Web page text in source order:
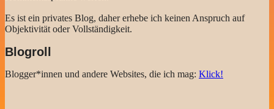
Es ist ein privates Blog, daher erhebe ich keinen Anspruch auf
Objektivität oder Vollständigkeit.
Blogroll
Blogger*innen und andere Websites, die ich mag: Klick!